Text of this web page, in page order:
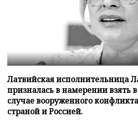
Латвийская исполнительница
призналась в намерении взять
случае вооруженного
страной и Россией.